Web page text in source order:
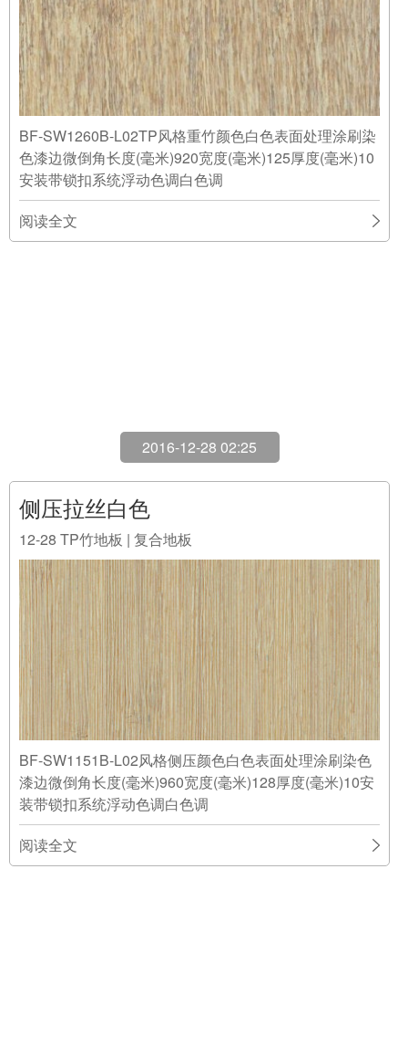
BF-SW1260B-L02TP风格重竹颜色白色表面处理涂刷染
色漆边微倒角长度(毫米)920宽度(毫米)125厚度(毫米)10
安装带锁扣系统浮动色调白色调
阅读全文
2016-12-28 02:25
侧压拉丝白色
12-28 TP竹地板 | 复合地板
BF-SW1151B-L02风格侧压颜色白色表面处理涂刷染色
漆边微倒角长度(毫米)960宽度(毫米)128厚度(毫米)10安
装带锁扣系统浮动色调白色调
阅读全文